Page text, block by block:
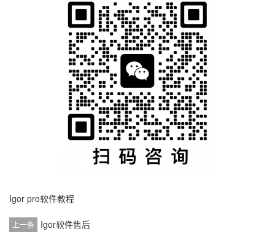
Igor pro软件教程
上一条 Igor软件售后